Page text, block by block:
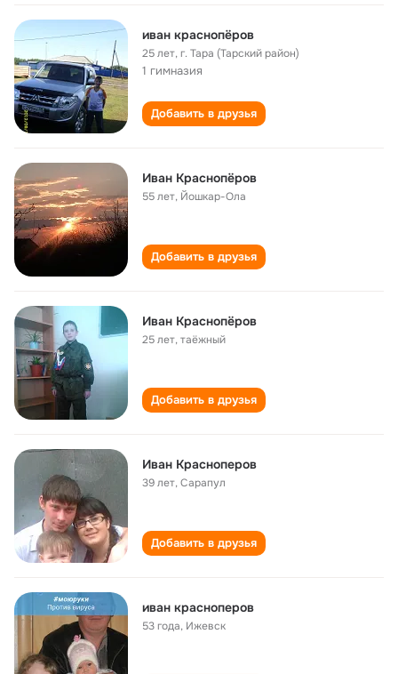
иван краснопёров
25 лет,г. Тара (Тарский район)
1 гимназия
Добавить в друзья
Иван Краснопёров
55 лет, Йошкар-Ола
Добавить в друзья
Иван Краснопёров
25 лет,таёжный
Добавить в друзья
Иван Красноперов
39 лет,Сарапул
Добавить в друзья
иван красноперов
53 года, Ижевск